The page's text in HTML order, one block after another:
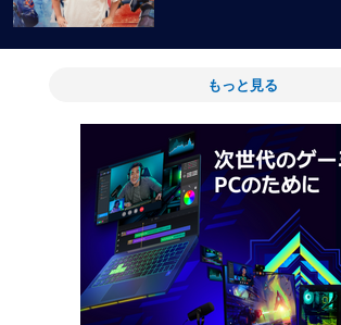
もっと見る